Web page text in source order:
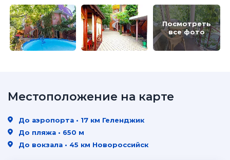
Посмотреть
все фото
Местоположение на карте
До аэропорта • 17 км Геленджик
До пляжа • 650 м
До вокзала • 45 км Новороссийск